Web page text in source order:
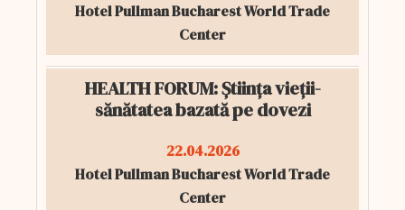
Hotel Pullman Bucharest World Trade
Center
HEALTH FORUM: Știința vieții-
sănătatea bazată pe dovezi
22.04.2026
Hotel Pullman Bucharest World Trade
Center